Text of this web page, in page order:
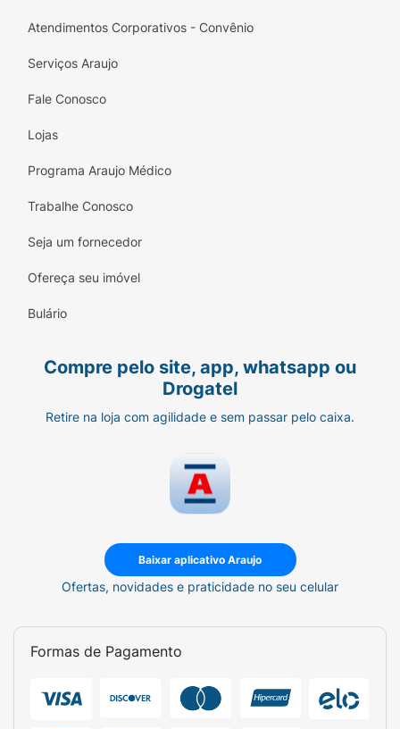
Atendimentos Corporativos - Convênio
Serviços Araujo
Fale Conosco
Lojas
Programa Araujo Médico
Trabalhe Conosco
Seja um fornecedor
Ofereça seu imóvel
Bulário
Compre pelo site, app, whatsapp ou
Drogatel
Retire na loja com agilidade e sem passar pelo caixa.
Baixar aplicativo Araujo
Ofertas, novidades e praticidade no seu celular
Formas de Pagamento